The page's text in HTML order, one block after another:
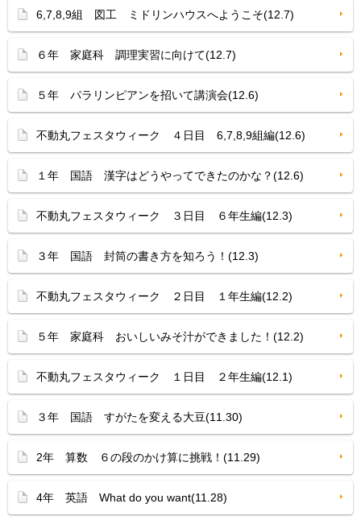
6,7,8,9組 図工 ミドリンハウスへようこそ(12.7)
６年 家庭科 調理実習に向けて(12.7)
５年 パラリンピアンを招いて講演会(12.6)
不動丸フェスタウィーク ４日目 6,7,8,9組編(12.6)
１年 国語 漢字はどうやってできたのかな？(12.6)
不動丸フェスタウィーク ３日目 ６年生編(12.3)
３年 国語 封筒の書き方を知ろう！(12.3)
不動丸フェスタウィーク ２日目 １年生編(12.2)
５年 家庭科 おいしいみそ汁ができました！(12.2)
不動丸フェスタウィーク １日目 ２年生編(12.1)
３年 国語 すがたを変える大豆(11.30)
2年 算数 ６の段のかけ算に挑戦！(11.29)
4年 英語 What do you want(11.28)